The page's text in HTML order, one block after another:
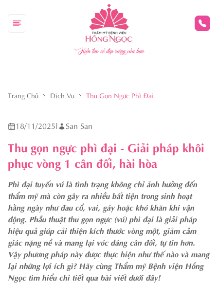
Kiến tạo vẻ đẹp riêng của bạn
Trang Chủ Dịch Vụ Thu Gọn Ngực Phì Đại
18/11/2025| San San
Thu gọn ngực phì đại - Giải pháp khôi
phục vòng 1 cân đối, hài hòa
Phì đại tuyến vú là tình trạng không chỉ ảnh hưởng đến
thẩm mỹ mà còn gây ra nhiều bất tiện trong sinh hoạt
hằng ngày như đau cổ, vai, gáy hoặc khó khăn khi vận
động. Phẫu thuật thu gọn ngực (vú) phì đại là giải pháp
hiệu quả giúp cải thiện kích thước vòng một, giảm cảm
giác nặng nề và mang lại vóc dáng cân đối, tự tin hơn.
Vậy phương pháp này được thực hiện như thế nào và mang
lại những lợi ích gì? Hãy cùng Thẩm mỹ Bệnh viện Hồng
Ngọc tìm hiểu chi tiết qua bài viết dưới đây!